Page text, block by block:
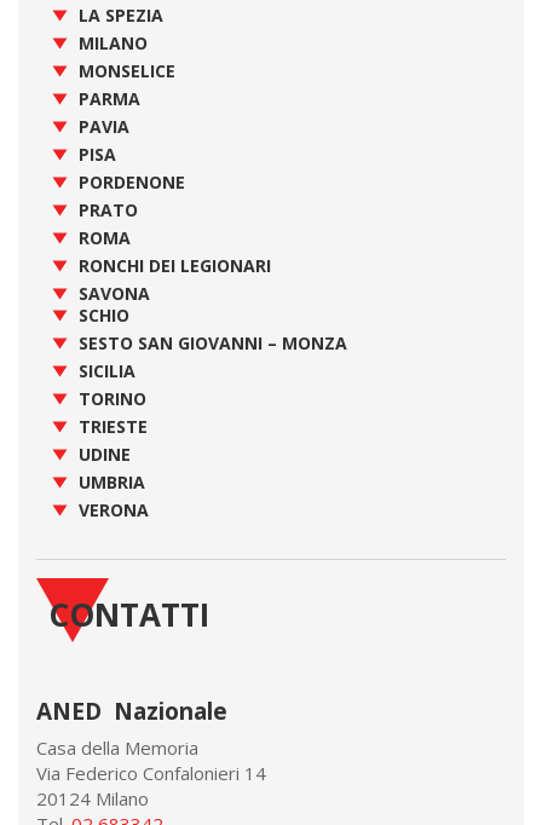
LA SPEZIA
MILANO
MONSELICE
PARMA
PAVIA
PISA
PORDENONE
PRATO
ROMA
RONCHI DEI LEGIONARI
SAVONA
SCHIO
SESTO SAN GIOVANNI – MONZA
SICILIA
TORINO
TRIESTE
UDINE
UMBRIA
VERONA
CONTATTI
ANED Nazionale
Casa della Memoria
Via Federico Confalonieri 14
20124 Milano